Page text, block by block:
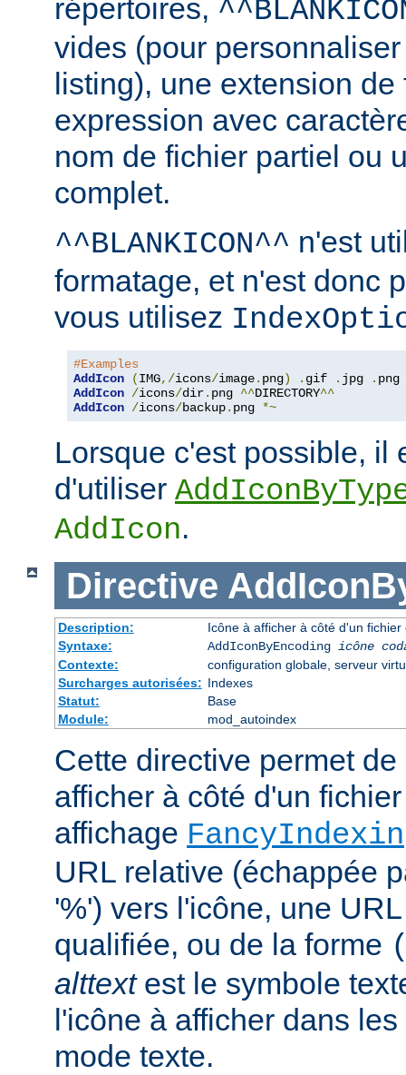
répertoires,
vides (pour
listing), une extension de
expression avec
nom de fichier partiel ou
complet.
^^BLANKICON^^ n'est
formatage, et n'est donc
vous utilisez
#Examples
AddIcon
(IMG,/icons/image. png) . gif . jpg .
AddIcon /icons/dir. png ^^DIRECTORY^^
AddIcon /icons/backup. png *~
Lorsque c'est possible, il
d'utiliser
AddIcon.
Directive
Description:
Icône à afficher à côté d'un
Syntaxe:
AddIconByEncoding icône
Contexte:
configuration globale, serveur
Surcharges autorisées: Indexes
Statut:
Base
Module:
mod_autoindex
Cette directive permet
afficher à côté d'un
affichage
URL relative (échappée
'%') vers l'icône, une
qualifiée, ou de la forme
alttextest le symbole
l'icône à afficher dans
mode texte.